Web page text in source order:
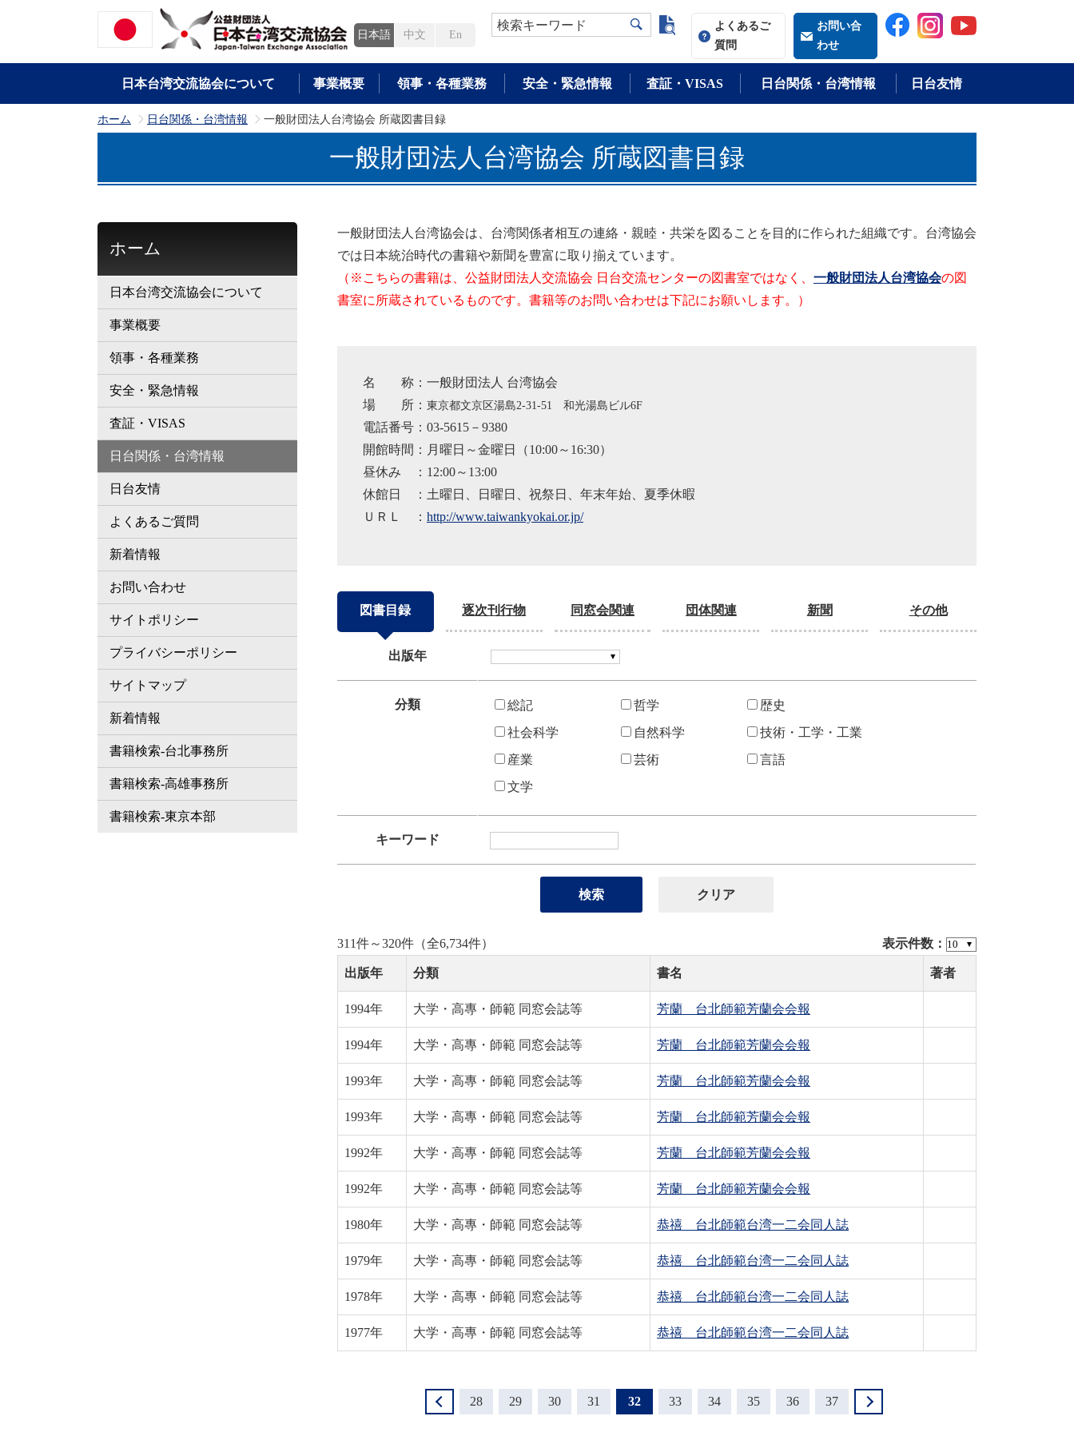
日本語 中文 En
検索キーワード よく検索される語
よくあるご
質問
お問い合
わせ
日本台湾交流協会について 事業概要 領事・各種業務 安全・緊急情報 査証・VISAS 日台関係・台湾情報 日台友情
ホーム >
日台関係・台湾情報 >
一般財団法人台湾協会 所蔵図書目録
一般財団法人台湾協会 所蔵図書目録
一般財団法人台湾協会は、台湾関係者相互の連絡・親睦・共栄を図ることを目的に作られた組織です。台湾協会
では日本統治時代の書籍や新聞を豊富に取り揃えています。
（※こちらの書籍は、公益財団法人交流協会 日台交流センターの図書室ではなく、 一般財団法人台湾協会の図
書室に所蔵されているものです。書籍等のお問い合わせは下記にお願いします。）
名 称：一般財団法人 台湾協会
場 所： 東京都文京区湯島2-31-51 和光湯島ビル6F
電話番号：03-5615－9380
開館時間：月曜日～金曜日（10:00～16:30）
昼休み ：12:00～13:00
休館日 ：土曜日、日曜日、祝祭日、年末年始、夏季休暇
ＵＲＬ ： http://www.taiwankyokai.or.jp/
図書目録 逐次刊行物 同窓会関連 団体関連 新聞 その他
出版年
分類 総記 哲学
歴史
社会科学
自然科学
技術・工学・工業
産業
芸術
言語
文学
キーワード
表示件数：
311件～320件（全6,734件）
出版年 分類 書名 著者
1994年 大学・高專・師範 同窓会誌等 芳蘭 台北師範芳蘭会会報
1994年 大学・高專・師範 同窓会誌等 芳蘭 台北師範芳蘭会会報
1993年 大学・高專・師範 同窓会誌等 芳蘭 台北師範芳蘭会会報
1993年 大学・高專・師範 同窓会誌等 芳蘭 台北師範芳蘭会会報
1992年 大学・高專・師範 同窓会誌等 芳蘭 台北師範芳蘭会会報
1992年 大学・高專・師範 同窓会誌等 芳蘭 台北師範芳蘭会会報
1980年 大学・高專・師範 同窓会誌等 恭禧 台北師範台湾一二会同人誌
1979年 大学・高專・師範 同窓会誌等 恭禧 台北師範台湾一二会同人誌
1978年 大学・高專・師範 同窓会誌等 恭禧 台北師範台湾一二会同人誌
1977年 大学・高專・師範 同窓会誌等 恭禧 台北師範台湾一二会同人誌
28 29 30 31 32 33 34 35 36 37
ホーム
日本台湾交流協会について
事業概要
領事・各種業務
安全・緊急情報
査証・VISAS
日台関係・台湾情報
日台友情
よくあるご質問
新着情報
お問い合わせ
サイトポリシー
プライバシーポリシー
サイトマップ
新着情報
書籍検索-台北事務所
書籍検索-高雄事務所
書籍検索-東京本部